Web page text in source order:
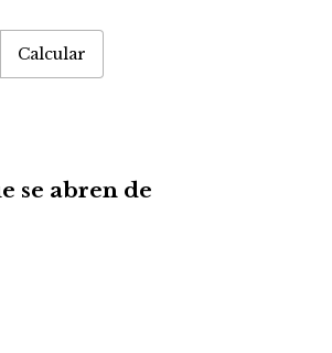
Calcular
se abren de